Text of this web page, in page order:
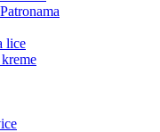
lice